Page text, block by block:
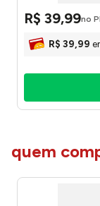
R$ 39,99no
R$ 39,99
quem